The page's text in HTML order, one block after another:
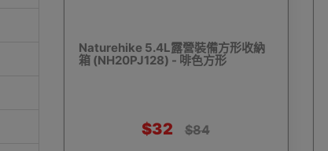
Naturehike 5.4L露營裝備方形收納
箱 (NH20PJ128) - 啡色方形
$32 $84